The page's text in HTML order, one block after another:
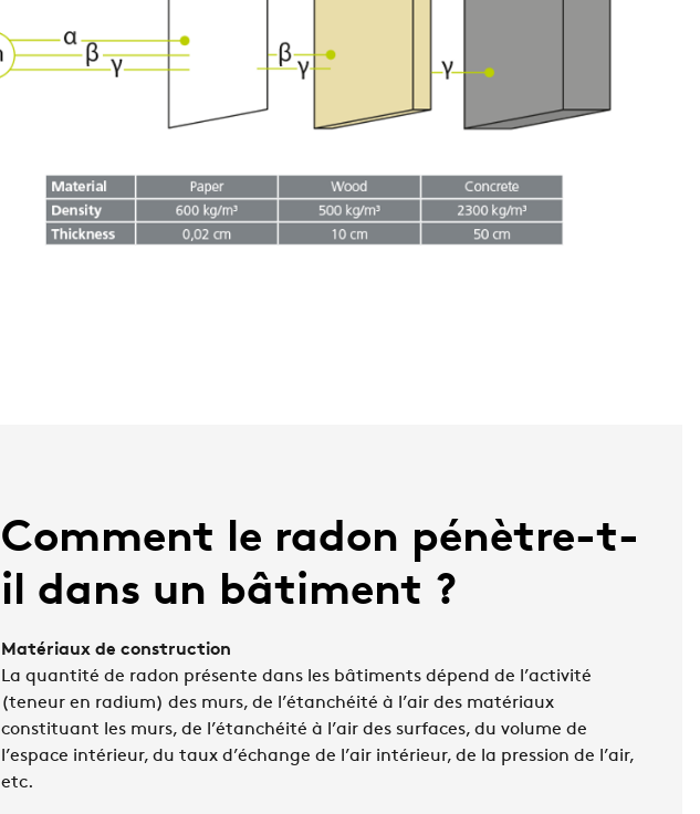
Comment le radon pénètre-t-
il dans un bâtiment ?
Matériaux de construction
La quantité de radon présente dans les bâtiments dépend de l’activité
(teneur en radium) des murs, de l’étanchéité à l’air des matériaux
constituant les murs, de l’étanchéité à l’air des surfaces, du volume de
l’espace intérieur, du taux d’échange de l’air intérieur, de la pression de l’air,
etc.